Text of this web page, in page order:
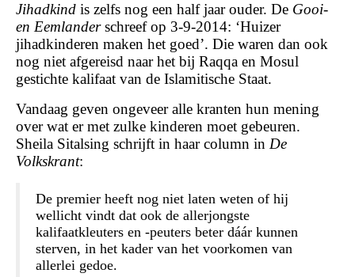
Jihadkind is zelfs nog een half jaar ouder. De Gooi-
en Eemlanderschreef op 3-9-2014: ‘Huizer
jihadkinderen maken het goed’. Die waren dan ook
nog niet afgereisd naar het bij Raqqa en Mosul
gestichte kalifaat van de Islamitische Staat.
Vandaag geven ongeveer alle kranten hun mening
over wat er met zulke kinderen moet gebeuren.
Sheila Sitalsing schrijft in haar column in De
Volkskrant:
De premier heeft nog niet laten weten of hij
wellicht vindt dat ook de allerjongste
kalifaatkleuters en -peuters beter dáár kunnen
sterven, in het kader van het voorkomen van
allerlei gedoe.